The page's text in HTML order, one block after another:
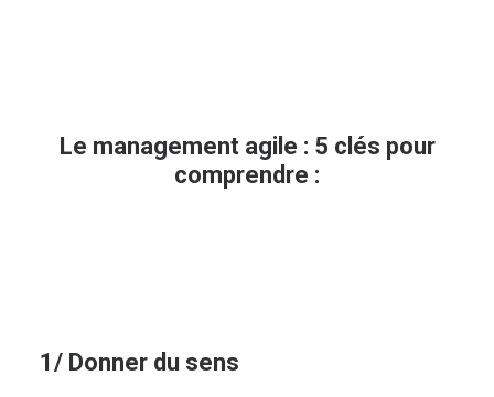
Le management agile : 5 clés pour
comprendre :
1/ Donner du sens